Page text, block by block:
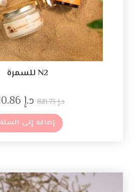
N2 للسمرة
د.إ821.73 د.إ
إضافة إلى السلة